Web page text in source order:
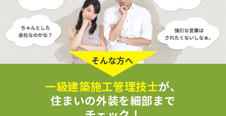
一級建築施工管理技士が、
住まいの外装を細部まで